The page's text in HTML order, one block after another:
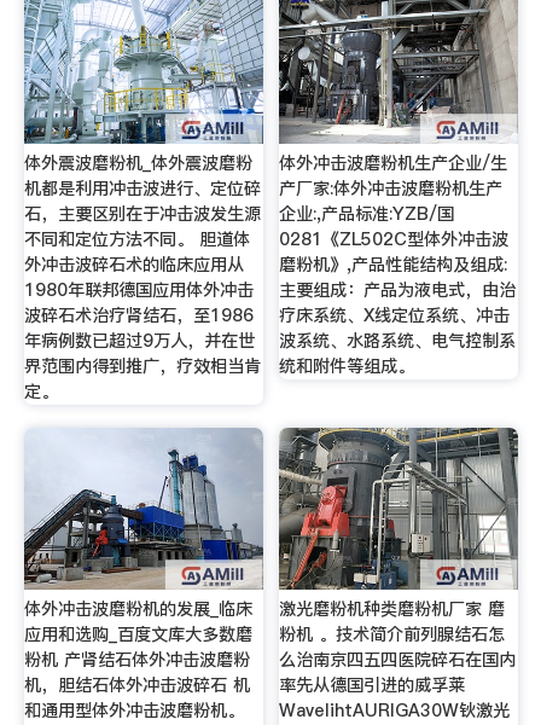
体外震波磨粉机_体外震波磨粉
机都是利用冲击波进行、定位碎
石，主要区别在于冲击波发生源
不同和定位方法不同。 胆道体
外冲击波碎石术的临床应用从
1980年联邦德国应用体外冲击
波碎石术治疗肾结石，至1986
年病例数已超过9万人，并在世
界范围内得到推广，疗效相当肯
定。
体外冲击波磨粉机生产企业/生
产厂家:体外冲击波磨粉机生产
企业:,产品标准:YZB/国
0281《ZL502C型体外冲击波
磨粉机》,产品性能结构及组成:
主要组成：产品为液电式，由治
疗床系统、X线定位系统、冲击
波系统、水路系统、电气控制系
统和附件等组成。
体外冲击波磨粉机的发展_临床
应用和选购_百度文库大多数磨
粉机 产肾结石体外冲击波磨粉
机，胆结石体外冲击波碎石 机
和通用型体外冲击波磨粉机。
激光磨粉机种类磨粉机厂家 磨
粉机 。技术简介前列腺结石怎
么治南京四五四医院碎石在国内
率先从德国引进的威孚莱
WavelihtAURIGA30W钬激光